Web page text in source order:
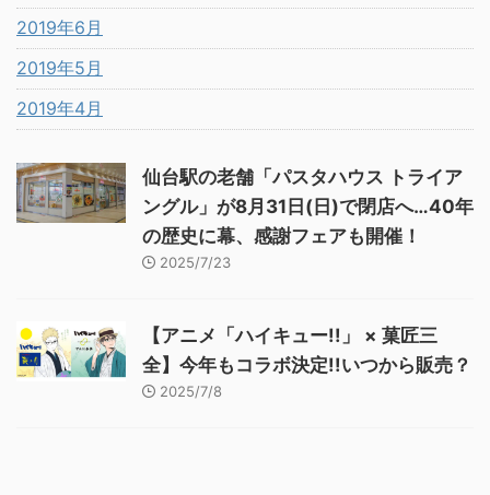
2019年6月
2019年5月
2019年4月
仙台駅の老舗「パスタハウス トライア
ングル」が8月31日(日)で閉店へ…40年
の歴史に幕、感謝フェアも開催！
2025/7/23
【アニメ「ハイキュー!!」 × 菓匠三
全】今年もコラボ決定!!いつから販売？
2025/7/8